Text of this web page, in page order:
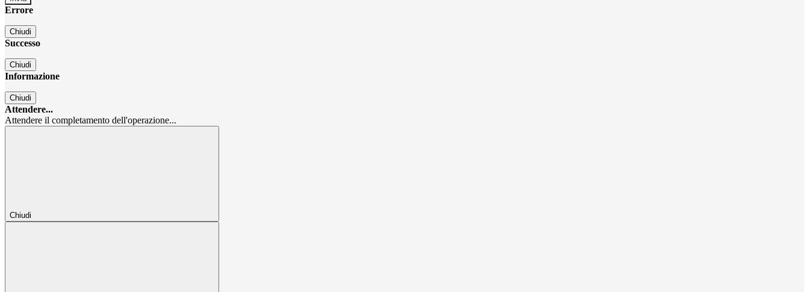
Errore
Chiudi
Successo
Chiudi
Informazione
Chiudi
Attendere...
Attendere il completamento dell'operazione...
Chiudi